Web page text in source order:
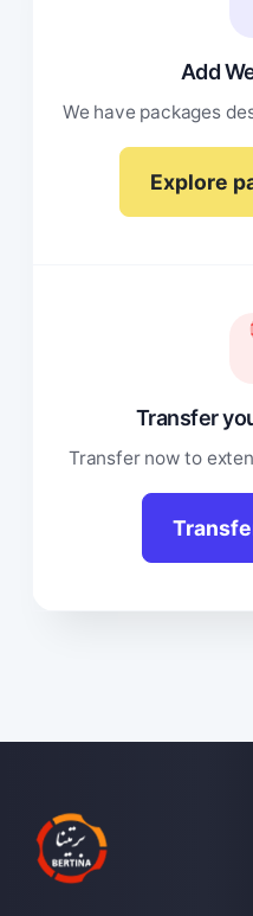
Add
We have packages
Explore
Transfer
Transfer now to